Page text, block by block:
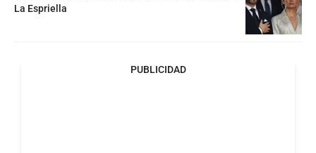
La Espriella
PUBLICIDAD